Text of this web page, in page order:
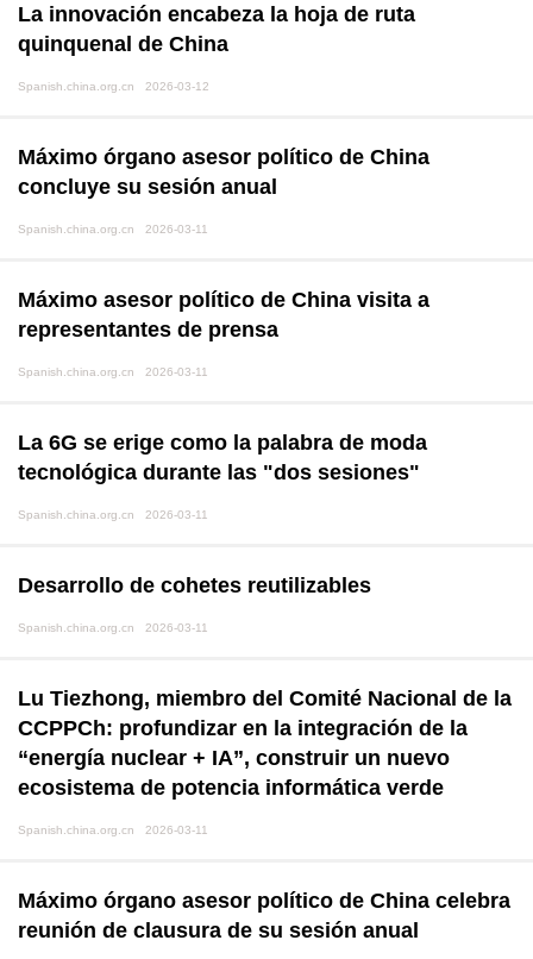
La innovación encabeza la hoja de ruta
quinquenal de China
Spanish.china.org.cn 2026-03-12
Máximo órgano asesor político de China
concluye su sesión anual
Spanish.china.org.cn 2026-03-11
Máximo asesor político de China visita a
representantes de prensa
Spanish.china.org.cn 2026-03-11
La 6G se erige como la palabra de moda
tecnológica durante las "dos sesiones"
Spanish.china.org.cn 2026-03-11
Desarrollo de cohetes reutilizables
Spanish.china.org.cn 2026-03-11
Lu Tiezhong, miembro del Comité Nacional de la
CCPPCh: profundizar en la integración de la
“energía nuclear + IA”, construir un nuevo
ecosistema de potencia informática verde
Spanish.china.org.cn 2026-03-11
Máximo órgano asesor político de China celebra
reunión de clausura de su sesión anual